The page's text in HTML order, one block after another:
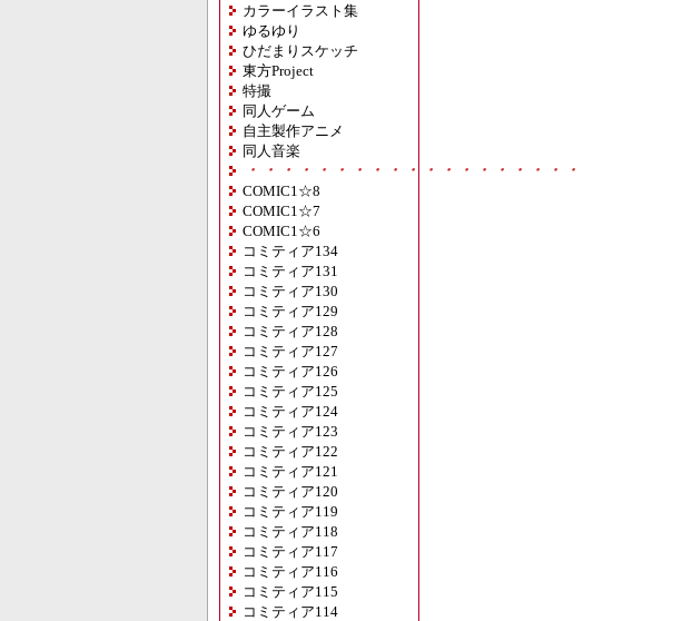
カラーイラスト集
ゆるゆり
ひだまりスケッチ
東方Project
特撮
同人ゲーム
自主製作アニメ
同人音楽
・・・・・・・・・・・・・・・・・・・
COMIC1☆8
COMIC1☆7
COMIC1☆6
コミティア134
コミティア131
コミティア130
コミティア129
コミティア128
コミティア127
コミティア126
コミティア125
コミティア124
コミティア123
コミティア122
コミティア121
コミティア120
コミティア119
コミティア118
コミティア117
コミティア116
コミティア115
コミティア114